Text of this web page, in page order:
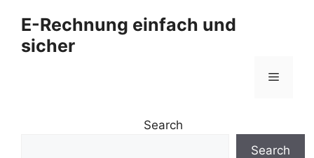
Inhalt
springen
E-Rechnung einfach und
sicher
Menü
Search
Search